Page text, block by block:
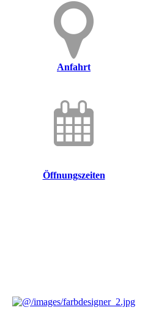
Anfahrt
Öffnungszeiten